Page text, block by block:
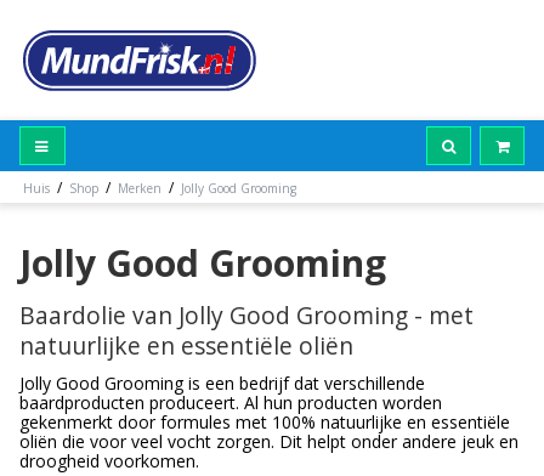
Huis / Shop / Merken / Jolly Good Grooming
Jolly Good Grooming
Baardolie van Jolly Good Grooming - met
natuurlijke en essentiële oliën
Jolly Good Grooming is een bedrijf dat verschillende
baardproducten produceert. Al hun producten worden
gekenmerkt door formules met 100% natuurlijke en essentiële
oliën die voor veel vocht zorgen. Dit helpt onder andere jeuk en
droogheid voorkomen.